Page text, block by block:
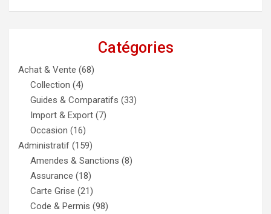
Catégories
Achat & Vente (68)
Collection (4)
Guides & Comparatifs (33)
Import & Export (7)
Occasion (16)
Administratif (159)
Amendes & Sanctions (8)
Assurance (18)
Carte Grise (21)
Code & Permis (98)